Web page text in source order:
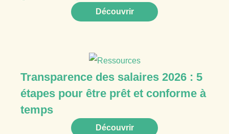
Découvrir
Transparence des salaires 2026 : 5
étapes pour être prêt et conforme à
temps
Découvrir